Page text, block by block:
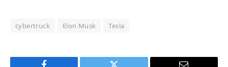
cybertruck Elon Musk Tesla